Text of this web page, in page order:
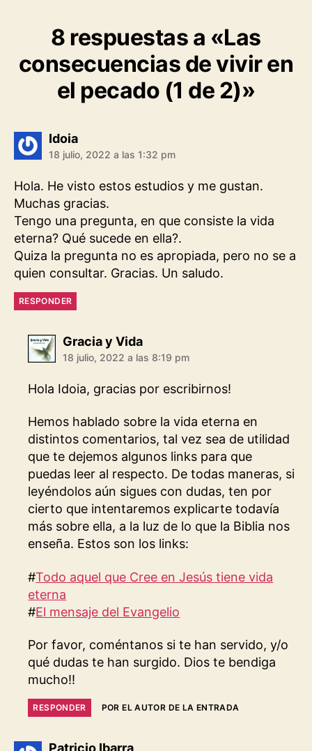
p
m k
8 respuestas a «Las
consecuencias de vivir en
el pecado (1 de 2)»
Idoiadice:
18 julio, 2022 a las 1:32 pm
Hola. He visto estos estudios y me gustan.
Muchas gracias.
Tengo una pregunta, en que consiste la vida
eterna? Qué sucede en ella?.
Quiza la pregunta no es apropiada, pero no se a
quien consultar. Gracias. Un saludo.
RESPONDER
Gracia y Vidadice:
18 julio, 2022 a las 8:19 pm
Hola Idoia, gracias por escribirnos!
Hemos hablado sobre la vida eterna en
distintos comentarios, tal vez sea de utilidad
que te dejemos algunos links para que
puedas leer al respecto. De todas maneras, si
leyéndolos aún sigues con dudas, ten por
cierto que intentaremos explicarte todavía
más sobre ella, a la luz de lo que la Biblia nos
enseña. Estos son los links:
#Todo aquel que Cree en Jesús tiene vida
eterna
#El mensaje del Evangelio
Por favor, coméntanos si te han servido, y/o
qué dudas te han surgido. Dios te bendiga
mucho!!
RESPONDER POR EL AUTOR DE LA ENTRADA
dice: